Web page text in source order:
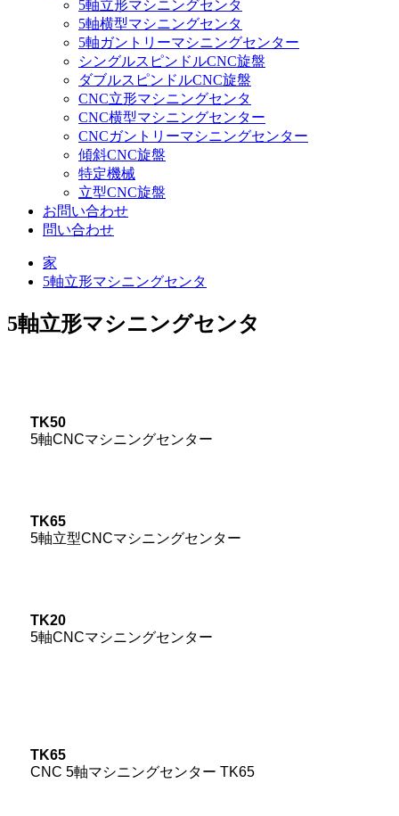
5軸立形マシニングセンタ
5軸横型マシニングセンタ
5軸ガントリーマシニングセンター
シングルスピンドルCNC旋盤
ダブルスピンドルCNC旋盤
CNC立形マシニングセンタ
CNC横型マシニングセンター
CNCガントリーマシニングセンター
傾斜CNC旋盤
特定機械
立型CNC旋盤
お問い合わせ
問い合わせ
家
5軸立形マシニングセンタ
5軸立形マシニングセンタ
TK50
5軸CNCマシニングセンター
TK65
5軸立型CNCマシニングセンター
TK20
5軸CNCマシニングセンター
TK65
CNC 5軸マシニングセンター TK65